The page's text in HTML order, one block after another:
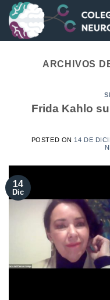
Saltar
contenido
ARCHIVOS
Frida Kahlo
POSTED ON 14 DE
14
Dic